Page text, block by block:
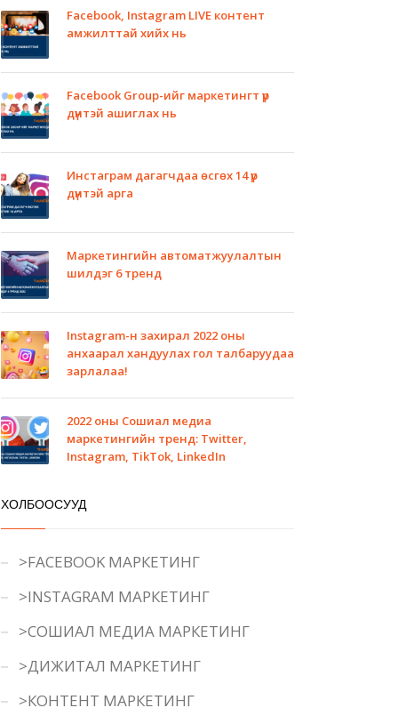
Facebook, Instagram LIVE контент
амжилттай хийх нь
Facebook Group-ийг маркетингт үр
дүнтэй ашиглах нь
Инстаграм дагагчдаа өсгөх 14 үр
дүнтэй арга
Маркетингийн автоматжуулалтын
шилдэг 6 тренд
Instagram-н захирал 2022 оны
анхаарал хандуулах гол талбаруудаа
зарлалаа!
2022 оны Сошиал медиа
маркетингийн тренд: Twitter,
Instagram, TikTok, LinkedIn
ХОЛБООСУУД
>FACEBOOK МАРКЕТИНГ
>INSTAGRAM МАРКЕТИНГ
>СОШИАЛ МЕДИА МАРКЕТИНГ
>ДИЖИТАЛ МАРКЕТИНГ
>КОНТЕНТ МАРКЕТИНГ